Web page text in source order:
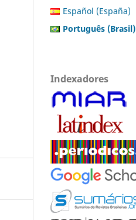
Español (España)
Português (Brasil)
Indexadores